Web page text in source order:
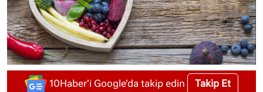
10Haber'i Google'da takip edin Takip Et